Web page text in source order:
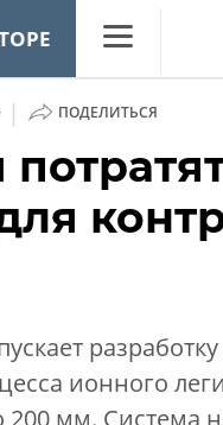
Конференции
Маркет
| ПОДЕЛИТЬСЯ
ионного
мм. Система